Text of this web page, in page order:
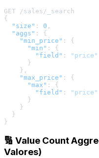
{
"size" : 0 ,
"aggs" :
{
"min_price" :
{
"min" :
{
"field" :
"price"
}
} ,
"max_price" :
{
"max" :
{
"field" :
"price"
}
}
}
}
🔢 Value Count
Valores)